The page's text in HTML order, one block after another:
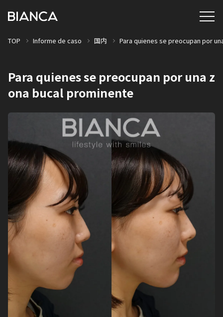
TOP Informe de caso 国内 Para quienes se preocupan por
Para quienes se preocupan por una z
ona bucal prominente